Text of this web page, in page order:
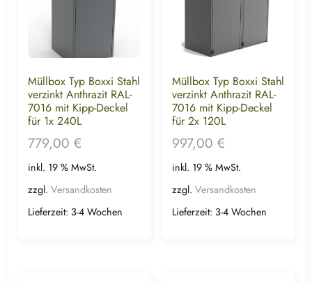
Müllbox Typ Boxxi Stahl
verzinkt Anthrazit RAL-
7016 mit Kipp-Deckel
für 1x 240L
779,00 €
inkl. 19 % MwSt.
zzgl. Versandkosten
Lieferzeit: 3-4 Wochen
Müllbox Typ Boxxi Stahl
verzinkt Anthrazit RAL-
7016 mit Kipp-Deckel
für 2x 120L
997,00 €
inkl. 19 % MwSt.
zzgl. Versandkosten
Lieferzeit: 3-4 Wochen